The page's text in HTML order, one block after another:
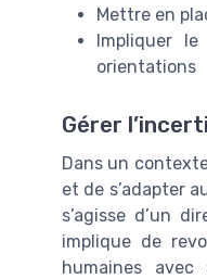
Mettre en
Impliquer
orientations
Gérer
Dans un
et de s’adapter
s’agisse d’un
implique de
humaines